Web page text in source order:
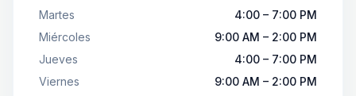
Martes
4:00 – 7:00 PM
Miércoles
9:00 AM – 2:00 PM
Jueves
4:00 – 7:00 PM
Viernes
9:00 AM – 2:00 PM